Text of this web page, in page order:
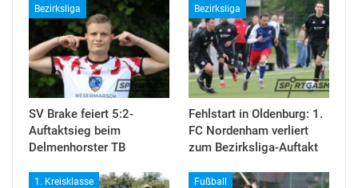
Bezirksliga
SV Brake feiert 5:2-
Auftaktsieg beim
Delmenhorster TB
Bezirksliga
Fehlstart in Oldenburg: 1.
FC Nordenham verliert
zum Bezirksliga-Auftakt
1. Kreisklasse Fußball